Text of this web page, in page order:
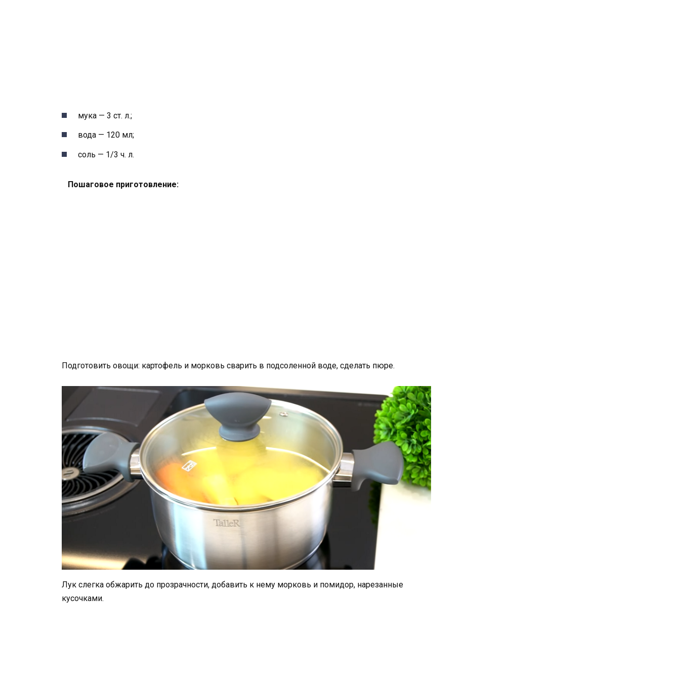
мука — 3 ст. л.;
вода — 120 мл;
соль — 1/3 ч. л.
Пошаговое приготовление:
Подготовить овощи: картофель и морковь сварить в подсоленной воде, сделать пюре.
Лук слегка обжарить до прозрачности, добавить к нему морковь и помидор, нарезанные
кусочками.